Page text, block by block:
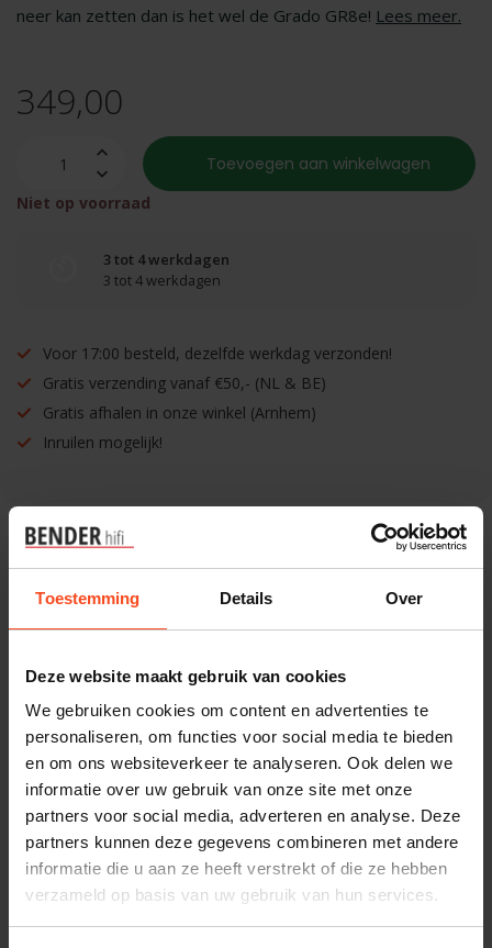
Toestemming Details Over
Deze website maakt gebruik van cookies
We gebruiken cookies om content en advertenties te
personaliseren, om functies voor social media te bieden
en om ons websiteverkeer te analyseren. Ook delen we
informatie over uw gebruik van onze site met onze
partners voor social media, adverteren en analyse. Deze
partners kunnen deze gegevens combineren met andere
informatie die u aan ze heeft verstrekt of die ze hebben
verzameld op basis van uw gebruik van hun services.
neer kan zetten dan is het wel de Grado GR8e! Lees meer.
349,00
Toevoegen aan winkelwagen
Niet op voorraad
3 tot 4 werkdagen
3 tot 4 werkdagen
Voor 17:00 besteld, dezelfde werkdag verzonden!
Gratis verzending vanaf €50,- (NL & BE)
Gratis afhalen in onze winkel (Arnhem)
Inruilen mogelijk!
Benieuwd naar dit product?
Plan kosteloos een luisterafspraak. Of heb je hulp
nodig bij je bestelling? Neem contact op met onze
Interesse in product
Maak een luisterafspraak
Productomschrijving